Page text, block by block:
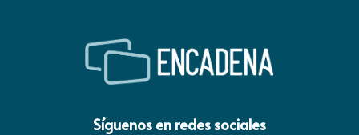
Síguenos en redes sociales